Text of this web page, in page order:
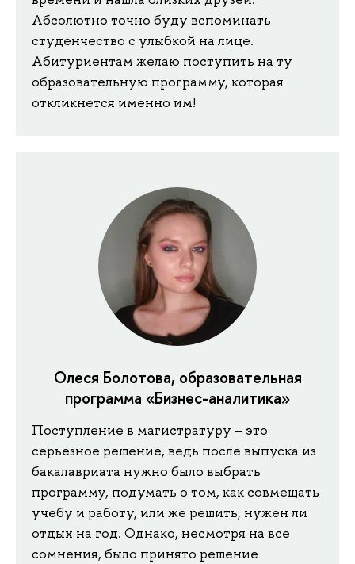
Абсолютно точно буду вспоминать
студенчество с улыбкой на лице.
Абитуриентам желаю поступить на ту
образовательную программу, которая
откликнется именно им!
Олеся Болотова, образовательная
программа «Бизнес-аналитика»
Поступление в магистратуру – это
серьезное решение, ведь после выпуска из
бакалавриата нужно было выбрать
программу, подумать о том, как совмещать
учёбу и работу, или же решить, нужен ли
отдых на год. Однако, несмотря на все
сомнения, было принято решение